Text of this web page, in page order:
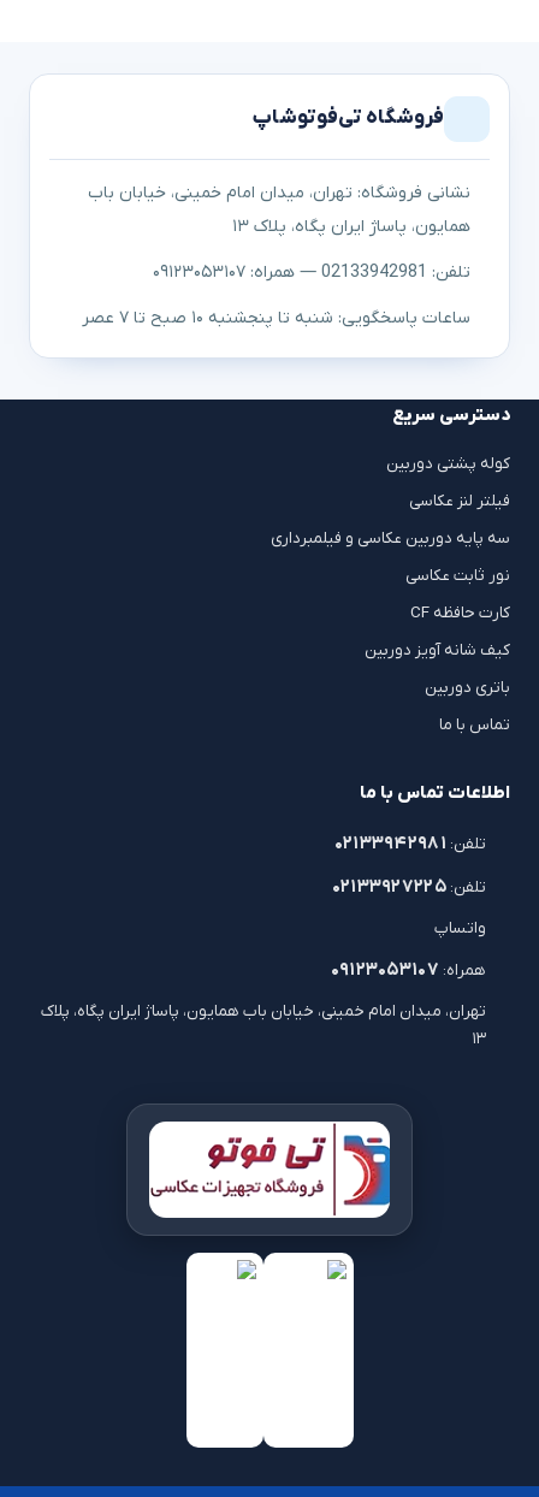
فروشگاه تی‌فوتوشاپ
نشانی فروشگاه: تهران، میدان امام خمینی، خیابان باب
همایون، پاساژ ایران پگاه، پلاک ۱۳
تلفن: 02133942981 — همراه: ۰۹۱۲۳۰۵۳۱۰۷
ساعات پاسخگویی: شنبه تا پنجشنبه ۱۰ صبح تا ۷ عصر
دسترسی سریع
کوله پشتی دوربین
فیلتر لنز عکاسی
سه پایه دوربین عکاسی و فیلمبرداری
نور ثابت عکاسی
کارت حافظه CF
کیف شانه آویز دوربین
باتری دوربین
تماس با ما
اطلاعات تماس با ما
تلفن: ۰۲۱۳۳۹۴۲۹۸۱
تلفن: ۰۲۱۳۳۹۲۷۲۲۵
واتساپ
همراه: ۰۹۱۲۳۰۵۳۱۰۷
تهران، میدان امام خمینی، خیابان باب همایون، پاساژ ایران پگاه، پلاک
۱۳